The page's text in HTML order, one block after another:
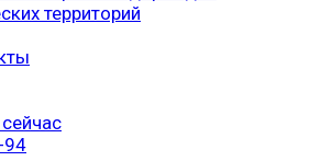
территорий
94